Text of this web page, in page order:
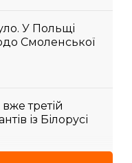
У Польщі
Смоленської
третій
із Білорусі